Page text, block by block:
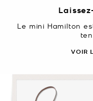
Le mini Hamilton
VOIR